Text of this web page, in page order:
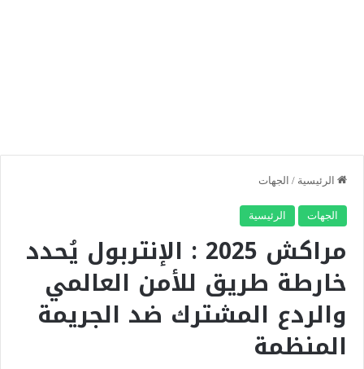
الرئيسية / الجهات
الجهات الرئيسية
مراكش 2025 : الإنتربول يُحدد
خارطة طريق للأمن العالمي
والردع المشترك ضد الجريمة
المنظمة